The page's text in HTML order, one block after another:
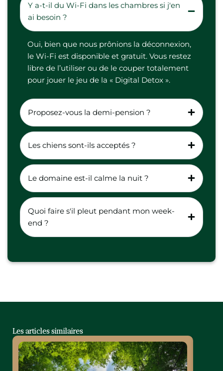
Y a-t-il du Wi-Fi dans les chambres si j'en
ai besoin ?
Oui, bien que nous prônions la déconnexion,
le Wi-Fi est disponible et gratuit. Vous restez
libre de l’utiliser ou de le couper totalement
pour jouer le jeu de la « Digital Detox ».
Proposez-vous la demi-pension ?
Les chiens sont-ils acceptés ?
Le domaine est-il calme la nuit ?
Quoi faire s'il pleut pendant mon week-
end ?
Les articles similaires